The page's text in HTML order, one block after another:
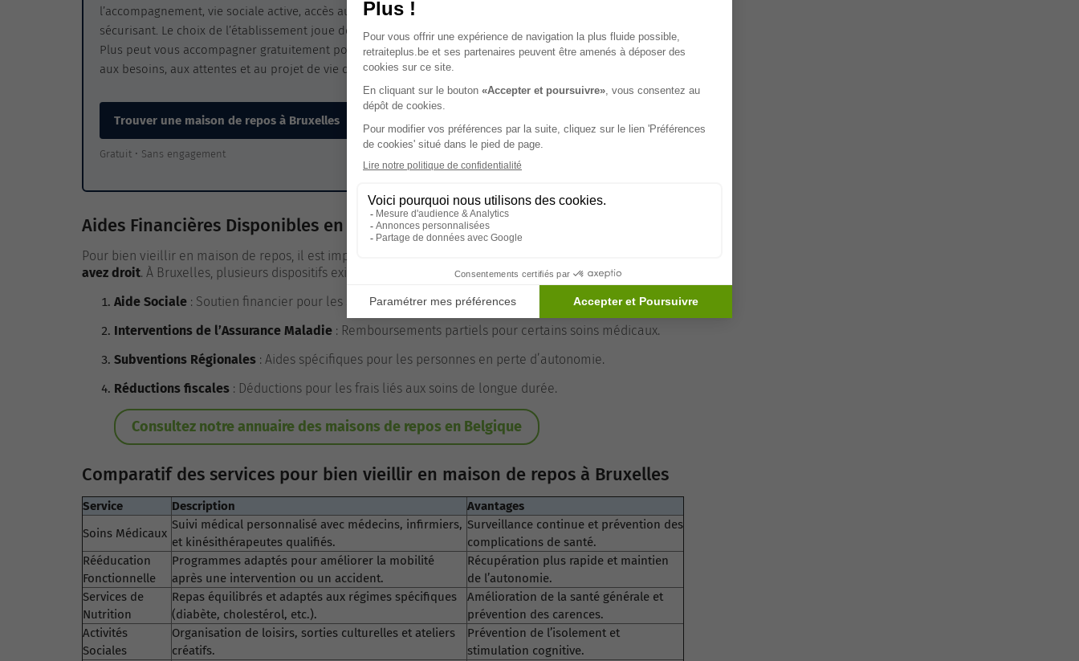
l’accompagnement, vie sociale active, accès aux soins, respect du rythme de vie et environnement
sécurisant. Le choix de l’établissement joue donc un rôle clé dans le bien-être au quotidien. Retraite
Plus peut vous accompagner gratuitement pour identifier des maisons de repos à Bruxelles adaptées
aux besoins, aux attentes et au projet de vie de votre proche.
Trouver une maison de repos à Bruxelles
Gratuit • Sans engagement
Aides Financières Disponibles en Maison de Repos à Bruxelles
Pour bien vieillir en maison de repos, il est important de connaître les
avez droit. À Bruxelles, plusieurs dispositifs existent pour alléger les coûts :
Aide Sociale : Soutien financier pour les seniors aux revenus modestes.
Interventions de l’Assurance Maladie : Remboursements partiels pour certains soins médicaux.
Subventions Régionales : Aides spécifiques pour les personnes en perte d’autonomie.
Réductions fiscales : Déductions pour les frais liés aux soins de longue durée.
Consultez notre annuaire des maisons de repos en Belgique
Comparatif des services pour bien vieillir en maison de repos à Bruxelles
Service Description
Avantages
Soins Médicaux
Suivi médical personnalisé avec médecins, infirmiers,
et kinésithérapeutes qualifiés.
Surveillance continue et prévention des
complications de santé.
Rééducation
Fonctionnelle
Programmes adaptés pour améliorer la mobilité
après une intervention ou un accident.
Récupération plus rapide et maintien
de l’autonomie.
Services de
Nutrition
Repas équilibrés et adaptés aux régimes spécifiques
(diabète, cholestérol, etc.).
Amélioration de la santé générale et
prévention des carences.
Activités
Sociales
Organisation de loisirs, sorties culturelles et ateliers
créatifs.
Prévention de l’isolement et
stimulation cognitive.